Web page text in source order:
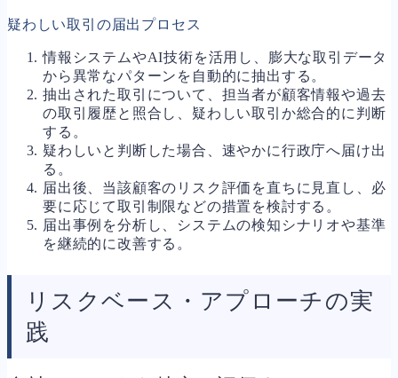
疑わしい取引の届出プロセス
情報システムやAI技術を活用し、膨大な取引データ
から異常なパターンを自動的に抽出する。
抽出された取引について、担当者が顧客情報や過去
の取引履歴と照合し、疑わしい取引か総合的に判断
する。
疑わしいと判断した場合、速やかに行政庁へ届け出
る。
届出後、当該顧客のリスク評価を直ちに見直し、必
要に応じて取引制限などの措置を検討する。
届出事例を分析し、システムの検知シナリオや基準
を継続的に改善する。
リスクベース・アプローチの実
践